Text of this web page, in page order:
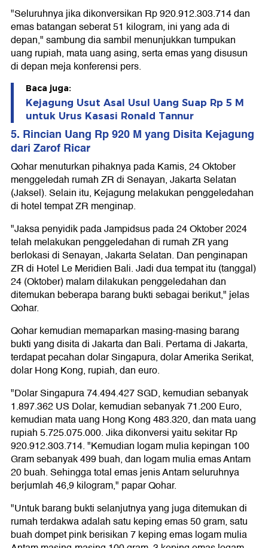
"Seluruhnya jika dikonversikan Rp 920.912.303.714 dan
emas batangan seberat 51 kilogram, ini yang ada di
depan," sambung dia sambil menunjukkan tumpukan
uang rupiah, mata uang asing, serta emas yang disusun
di depan meja konferensi pers.
Baca juga:
Kejagung Usut Asal Usul Uang Suap Rp 5 M
untuk Urus Kasasi Ronald Tannur
5. Rincian Uang Rp 920 M yang Disita Kejagung
dari Zarof Ricar
Qohar menuturkan pihaknya pada Kamis, 24 Oktober
menggeledah rumah ZR di Senayan, Jakarta Selatan
(Jaksel). Selain itu, Kejagung melakukan penggeledahan
di hotel tempat ZR menginap.
"Jaksa penyidik pada Jampidsus pada 24 Oktober 2024
telah melakukan penggeledahan di rumah ZR yang
berlokasi di Senayan, Jakarta Selatan. Dan penginapan
ZR di Hotel Le Meridien Bali. Jadi dua tempat itu (tanggal)
24 (Oktober) malam dilakukan penggeledahan dan
ditemukan beberapa barang bukti sebagai berikut," jelas
Qohar.
Qohar kemudian memaparkan masing-masing barang
bukti yang disita di Jakarta dan Bali. Pertama di Jakarta,
terdapat pecahan dolar Singapura, dolar Amerika Serikat,
dolar Hong Kong, rupiah, dan euro.
"Dolar Singapura 74.494.427 SGD, kemudian sebanyak
1.897.362 US Dolar, kemudian sebanyak 71.200 Euro,
kemudian mata uang Hong Kong 483.320, dan mata uang
rupiah 5.725.075.000. Jika dikonversi yaitu sekitar Rp
920.912.303.714. "Kemudian logam mulia kepingan 100
Gram sebanyak 499 buah, dan logam mulia emas Antam
20 buah. Sehingga total emas jenis Antam seluruhnya
berjumlah 46,9 kilogram," papar Qohar.
"Untuk barang bukti selanjutnya yang juga ditemukan di
rumah terdakwa adalah satu keping emas 50 gram, satu
buah dompet pink berisikan 7 keping emas logam mulia